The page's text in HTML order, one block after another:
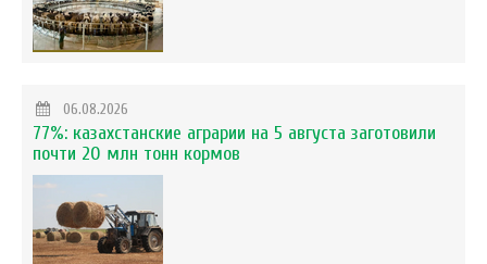
06.08.2026
77%: казахстанские аграрии на 5 августа заготовили
почти 20 млн тонн кормов